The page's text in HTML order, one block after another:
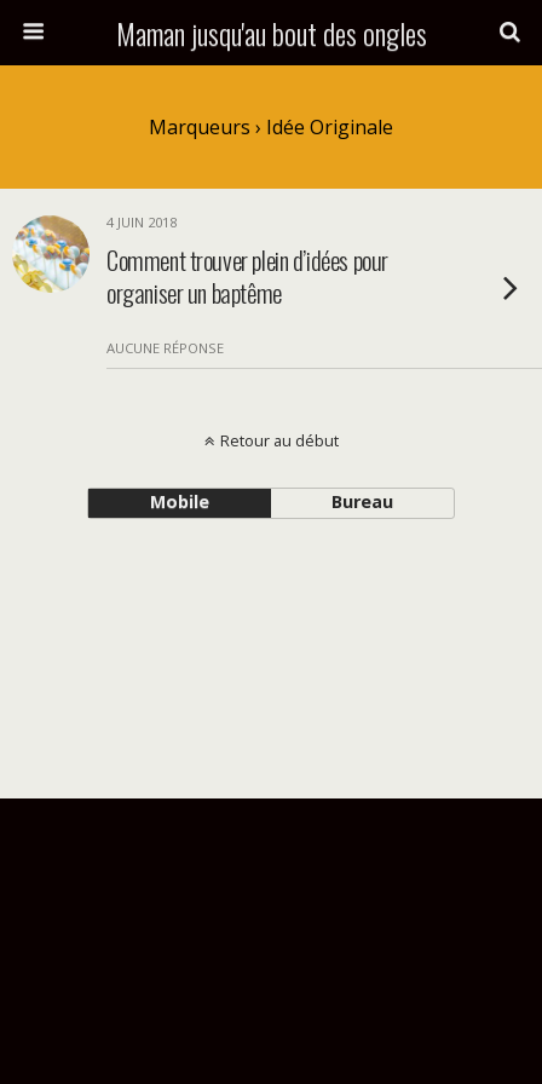
Maman jusqu'au bout des ongles
Marqueurs › Idée Originale
4 JUIN 2018
Comment trouver plein d’idées pour
organiser un baptême
AUCUNE RÉPONSE
Retour au début
Mobile Bureau